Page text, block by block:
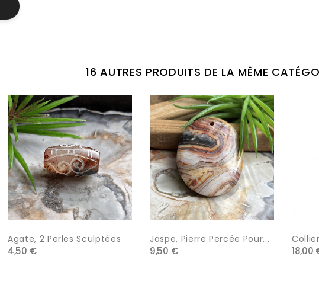
16 AUTRES PRODUITS DE LA MÊME
Agate, 2 Perles Sculptées
4,50 €
Jaspe, Pierre Percée Pour...
9,50 € 18,00